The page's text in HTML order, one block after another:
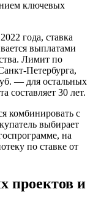
ключевых
года, ставка
выплатами
Лимит по
Петербурга,
— для остальных
составляет 30 лет.
комбинировать с
выбирает
на
по ставке от
проектов и